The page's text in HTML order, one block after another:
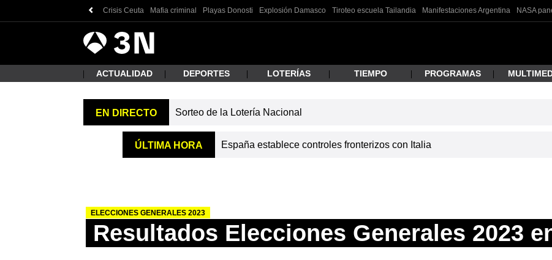
Crisis Ceuta Mafia criminal Playas Donosti Explosión Damasco Tiroteo escuela Tailandia Manifestaciones Argentina NASA
3
Noticias
¿Qué estás buscando?
ACTUALIDAD DEPORTES LOTERÍAS TIEMPO PROGRAMAS
EN DIRECTO Sorteo de la Lotería Nacional
ÚLTIMA HORA España establece controles fronterizos con Italia
ELECCIONES GENERALES 2023
Resultados Elecciones Generales 2023